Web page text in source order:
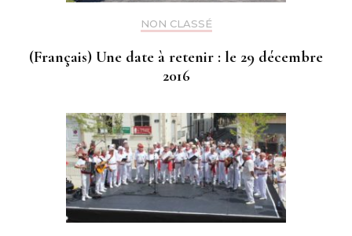
NON CLASSÉ
(Français) Une date à retenir : le 29 décembre
2016